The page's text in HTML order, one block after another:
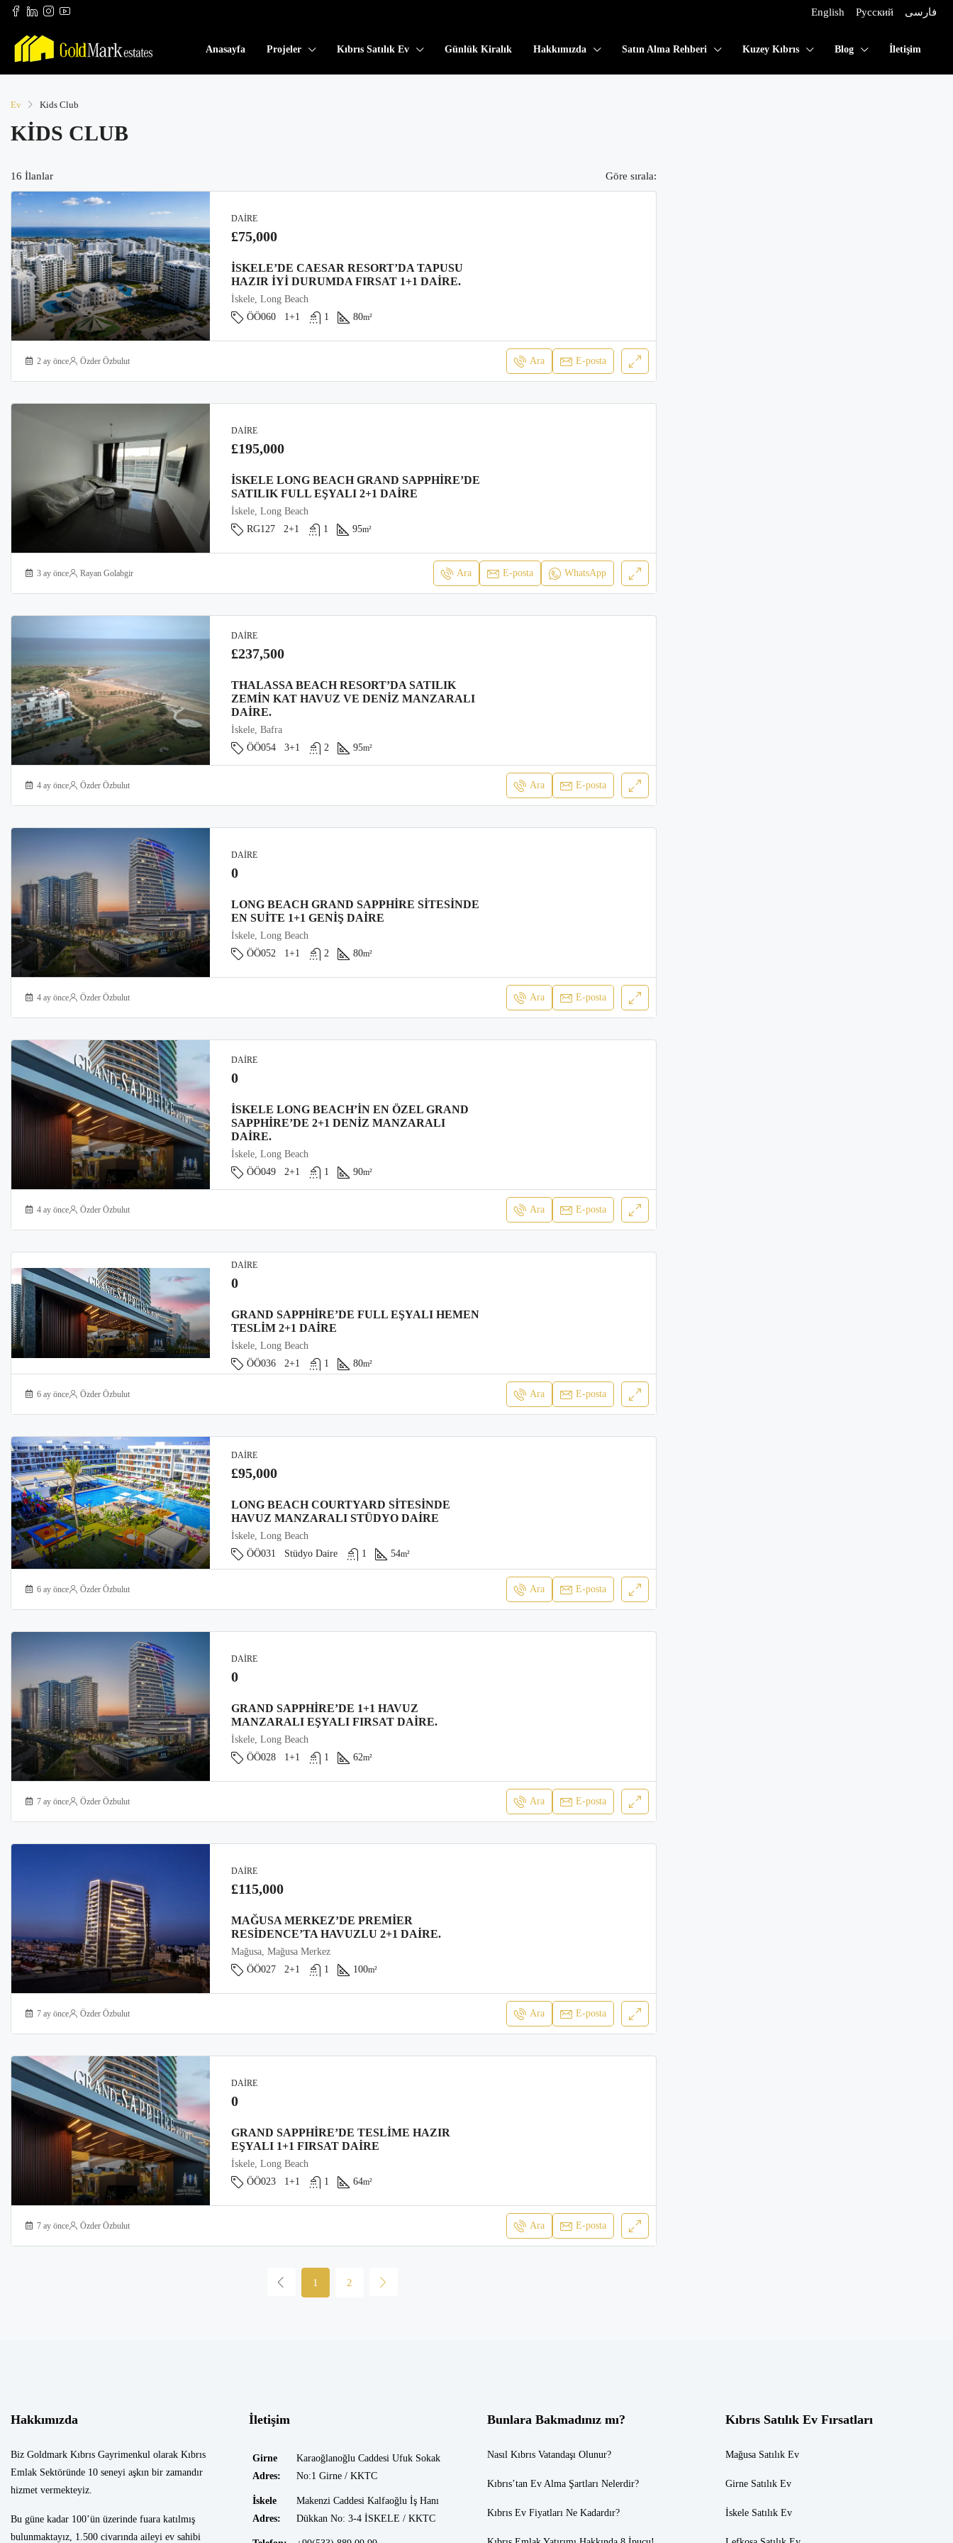
English Русский فارسی
Anasayfa Projeler Kıbrıs Satılık Ev Günlük Kiralık Hakkımızda Satın Alma Rehberi Kuzey Kıbrıs Blog İletişim
Ev Kids Club
KIDS CLUB
16 İlanlar Göre sırala:
DAIRE
£75,000
İSKELE’DE CAESAR RESORT’DA TAPUSU
HAZIR IYI DURUMDA FIRSAT 1+1 DAIRE.
İskele, Long Beach
ÖÖ060
1+1 1 80m²
2 ay önce Özder Özbulut Ara E-posta
DAIRE
£195,000
İSKELE LONG BEACH GRAND SAPPHİRE’DE
SATILIK FULL EŞYALI 2+1 DAİRE
İskele, Long Beach
RG127
2+1 1 95m²
3 ay önce Rayan Golabgir Ara E-posta WhatsApp
DAIRE
£237,500
THALASSA BEACH RESORT’DA SATILIK
ZEMIN KAT HAVUZ VE DENIZ MANZARALI
DAIRE.
İskele, Bafra
ÖÖ054
3+1 2 95m²
4 ay önce Özder Özbulut Ara E-posta
DAIRE
0
LONG BEACH GRAND SAPPHIRE SITESINDE
EN SUITE 1+1 GENIŞ DAIRE
İskele, Long Beach
ÖÖ052
1+1 2 80m²
4 ay önce Özder Özbulut Ara E-posta
DAIRE
0
İSKELE LONG BEACH’IN EN ÖZEL GRAND
SAPPHIRE’DE 2+1 DENIZ MANZARALI
DAIRE.
İskele, Long Beach
ÖÖ049
2+1 1 90m²
4 ay önce Özder Özbulut Ara E-posta
DAIRE
0
GRAND SAPPHIRE’DE FULL EŞYALI HEMEN
TESLIM 2+1 DAIRE
İskele, Long Beach
ÖÖ036
2+1 1 80m²
6 ay önce Özder Özbulut Ara E-posta
DAIRE
£95,000
LONG BEACH COURTYARD SITESINDE
HAVUZ MANZARALI STÜDYO DAIRE
İskele, Long Beach
ÖÖ031
Stüdyo Daire 1 54m²
6 ay önce Özder Özbulut Ara E-posta
DAIRE
0
GRAND SAPPHIRE’DE 1+1 HAVUZ
MANZARALI EŞYALI FIRSAT DAIRE.
İskele, Long Beach
ÖÖ028
1+1 1 62m²
7 ay önce Özder Özbulut Ara E-posta
DAIRE
£115,000
MAĞUSA MERKEZ’DE PREMIER
RESIDENCE’TA HAVUZLU 2+1 DAIRE.
Mağusa, Mağusa Merkez
ÖÖ027
2+1 1 100m²
7 ay önce Özder Özbulut Ara E-posta
DAIRE
0
GRAND SAPPHIRE’DE TESLIME HAZIR
EŞYALI 1+1 FIRSAT DAIRE
İskele, Long Beach
ÖÖ023
1+1 1 64m²
7 ay önce Özder Özbulut Ara E-posta
1 2
Hakkımızda
Biz Goldmark Kıbrıs Gayrimenkul olarak Kıbrıs
Emlak Sektöründe 10 seneyi aşkın bir zamandır
hizmet vermekteyiz.
Bu güne kadar 100’ün üzerinde fuara katılmış
bulunmaktayız, 1.500 civarında aileyi ev sahibi
İletişim
Girne
Adres:
Karaoğlanoğlu Caddesi Ufuk Sokak
No:1 Girne / KKTC
İskele
Adres:
Makenzi Caddesi Kalfaoğlu İş Hanı
Dükkan No: 3-4 İSKELE / KKTC
Bunlara Bakmadınız mı?
Nasıl Kıbrıs Vatandaşı Olunur?
Kıbrıs’tan Ev Alma Şartları Nelerdir?
Kıbrıs Ev Fiyatları Ne Kadardır?
Kıbrıs Satılık Ev Fırsatları
Mağusa Satılık Ev
Girne Satılık Ev
İskele Satılık Ev